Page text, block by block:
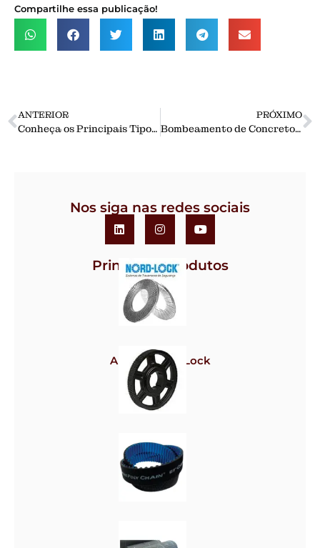
Compartilhe essa publicação!
ANTERIOR
Conheça os Principais Tipos de Mangueiras Industriais e Suas Aplicações.
PRÓXIMO
Bombeamento de Concreto: como funciona? Quais os tipos de bombas?
Nos siga nas redes sociais
Principais Produtos
Arruela Nord-Lock
Polias
Correias